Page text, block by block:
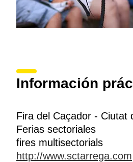
Información
Fira del Caçador - Ciutat
Ferias sectoriales
fires multisectorials
http://www.sctarrega.com